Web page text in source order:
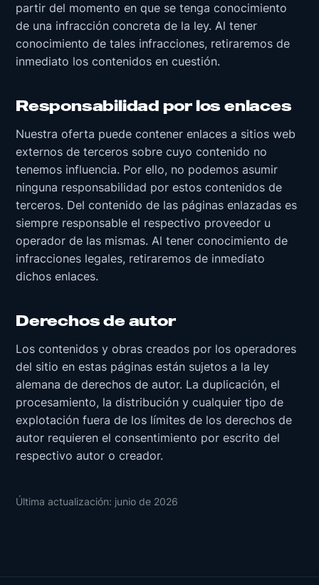
partir del momento en que se tenga conocimiento
de una infracción concreta de la ley. Al tener
conocimiento de tales infracciones, retiraremos de
inmediato los contenidos en cuestión.
Responsabilidad por los enlaces
Nuestra oferta puede contener enlaces a sitios web
externos de terceros sobre cuyo contenido no
tenemos influencia. Por ello, no podemos asumir
ninguna responsabilidad por estos contenidos de
terceros. Del contenido de las páginas enlazadas es
siempre responsable el respectivo proveedor u
operador de las mismas. Al tener conocimiento de
infracciones legales, retiraremos de inmediato
dichos enlaces.
Derechos de autor
Los contenidos y obras creados por los operadores
del sitio en estas páginas están sujetos a la ley
alemana de derechos de autor. La duplicación, el
procesamiento, la distribución y cualquier tipo de
explotación fuera de los límites de los derechos de
autor requieren el consentimiento por escrito del
respectivo autor o creador.
Última actualización: junio de 2026